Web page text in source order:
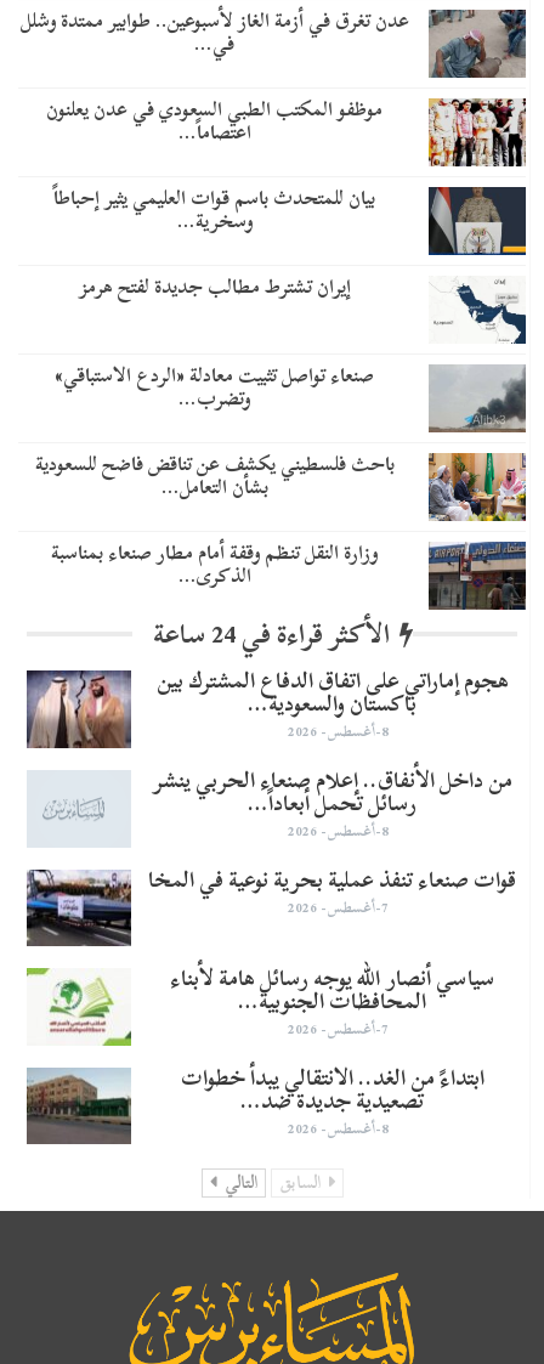
عدن تغرق في أزمة الغاز لأسبوعين.. طوابير ممتدة وشلل
في…
موظفو المكتب الطبي السعودي في عدن يعلنون
اعتصاماً…
بيان للمتحدث باسم قوات العليمي يثير إحباطاً
وسخرية…
إيران تشترط مطالب جديدة لفتح هرمز
صنعاء تواصل تثبيت معادلة «الردع الاستباقي»
وتضرب…
باحث فلسطيني يكشف عن تناقض فاضح للسعودية
بشأن التعامل…
وزارة النقل تنظم وقفة أمام مطار صنعاء بمناسبة
الذكرى…
الأكثر قراءة في 24 ساعة
هجوم إماراتي على اتفاق الدفاع المشترك بين
باكستان والسعودية…
8-أغسطس- 2026
من داخل الأنفاق.. إعلام صنعاء الحربي ينشر
رسائل تحمل أبعاداً…
8-أغسطس- 2026
قوات صنعاء تنفذ عملية بحرية نوعية في المخا
7-أغسطس- 2026
سياسي أنصار الله يوجه رسائل هامة لأبناء
المحافظات الجنوبية…
7-أغسطس- 2026
​ابتداءً من الغد.. الانتقالي يبدأ خطوات
تصعيدية جديدة ضد…
8-أغسطس- 2026
السابق التالي